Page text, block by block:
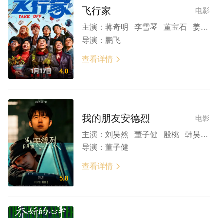
4.0
电影
飞行家
主演： 蒋奇明 李雪琴 董宝石 姜武 杨玏 蒋易 雷佳音 董子健 王彦霖 欧剑宇 英泽 郑昊森 周铁男 鹏飞 韩秀一 周小川 郝奕鸣 赵海涛 鞠可儿 刘亦淳
导演： 鹏飞
查看详情 
5.8
电影
我的朋友安德烈
主演： 刘昊然 董子健 殷桃 韩昊霖 迟兴楷 董宝石 宁理 雷佳音 章若楠 张宥浩 薛宝鹤
导演： 董子健
查看详情 